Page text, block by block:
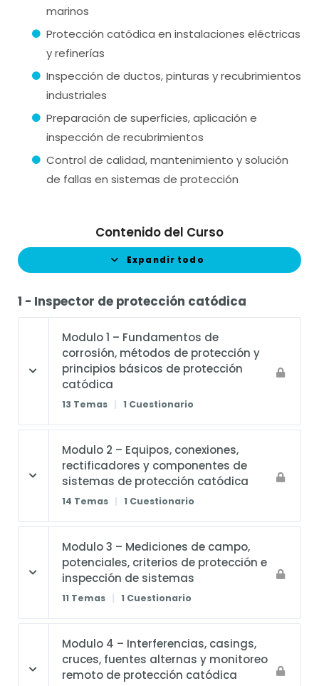
marinos
Protección catódica en instalaciones eléctricas
y refinerías
Inspección de ductos, pinturas y recubrimientos
industriales
Preparación de superficies, aplicación e
inspección de recubrimientos
Control de calidad, mantenimiento y solución
de fallas en sistemas de protección
Contenido del Curso
Expandir todo
1 - Inspector de protección catódica
Modulo 1 – Fundamentos de
corrosión, métodos de protección y
principios básicos de protección
catódica
13 Temas | 1 Cuestionario
Modulo 2 – Equipos, conexiones,
rectificadores y componentes de
sistemas de protección catódica
14 Temas | 1 Cuestionario
Modulo 3 – Mediciones de campo,
potenciales, criterios de protección e
inspección de sistemas
11 Temas | 1 Cuestionario
Modulo 4 – Interferencias, casings,
cruces, fuentes alternas y monitoreo
remoto de protección catódica